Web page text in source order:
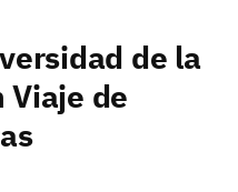
de la
Viaje de